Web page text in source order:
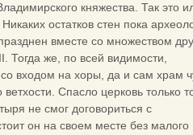
княжества. Так это
остатков стен пока
вместе со множеством
Тогда же, по всей видимости,
входом на хоры, да и сам храм
Спасло церковь только
не смог договориться с
он на своем месте без малого